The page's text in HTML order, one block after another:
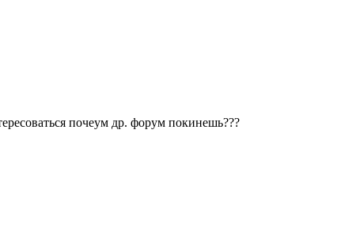
почеум др. форум покинешь???